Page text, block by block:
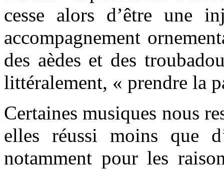
cesse alors d’être une
accompagnement
des aèdes et des
littéralement, « prendre la
Certaines musiques nous
elles réussi moins que
notamment pour les